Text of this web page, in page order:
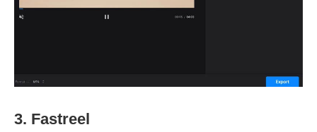
3. Fastreel